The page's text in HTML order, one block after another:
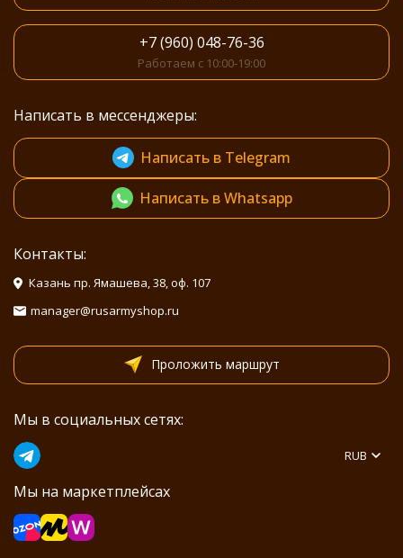
+7 (960) 048-76-36
Работаем с 10:00-19:00
Написать в мессенджеры:
Написать в Telegram
Написать в Whatsapp
Контакты:
Казань пр. Ямашева, 38, оф. 107
manager@rusarmyshop.ru
Проложить маршрут
Мы в социальных сетях:
Мы на маркетплейсах
RUB